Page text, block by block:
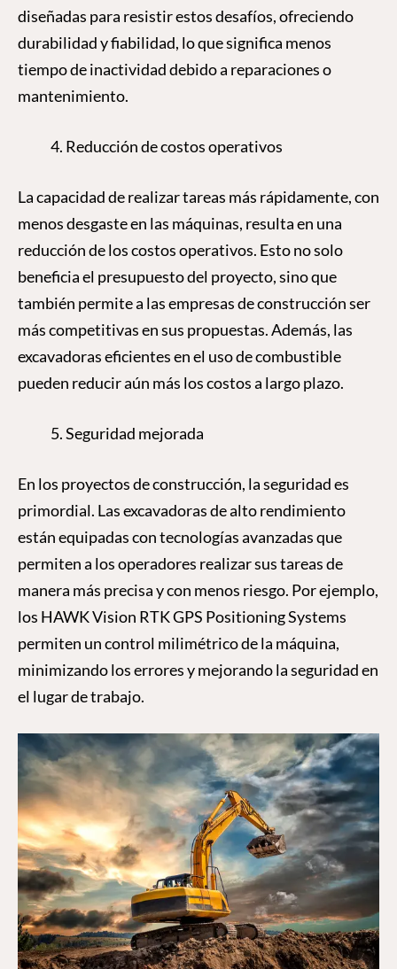
diseñadas para resistir estos desafíos, ofreciendo
durabilidad y fiabilidad, lo que significa menos
tiempo de inactividad debido a reparaciones o
mantenimiento.
Reducción de costos operativos
La capacidad de realizar tareas más rápidamente, con
menos desgaste en las máquinas, resulta en una
reducción de los costos operativos. Esto no solo
beneficia el presupuesto del proyecto, sino que
también permite a las empresas de construcción ser
más competitivas en sus propuestas. Además, las
excavadoras eficientes en el uso de combustible
pueden reducir aún más los costos a largo plazo.
Seguridad mejorada
En los proyectos de construcción, la seguridad es
primordial. Las excavadoras de alto rendimiento
están equipadas con tecnologías avanzadas que
permiten a los operadores realizar sus tareas de
manera más precisa y con menos riesgo. Por ejemplo,
los HAWK Vision RTK GPS Positioning Systems
permiten un control milimétrico de la máquina,
minimizando los errores y mejorando la seguridad en
el lugar de trabajo.